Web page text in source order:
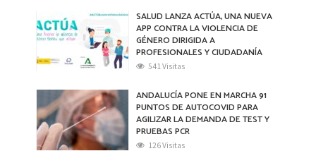
SALUD LANZA ACTÚA, UNA NUEVA
APP CONTRA LA VIOLENCIA DE
GÉNERO DIRIGIDA A
PROFESIONALES Y CIUDADANÍA
541 Visitas
ANDALUCÍA PONE EN MARCHA 91
PUNTOS DE AUTOCOVID PARA
AGILIZAR LA DEMANDA DE TEST Y
PRUEBAS PCR
126 Visitas